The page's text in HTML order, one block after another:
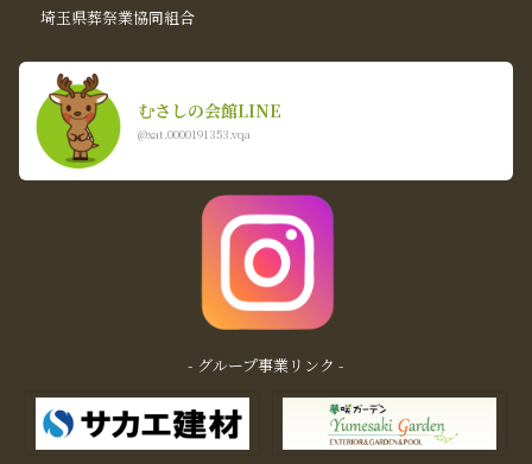
埼玉県葬祭業協同組合
むさしの会館LINE
@xat.0000191353.vqa
- グループ事業リンク -